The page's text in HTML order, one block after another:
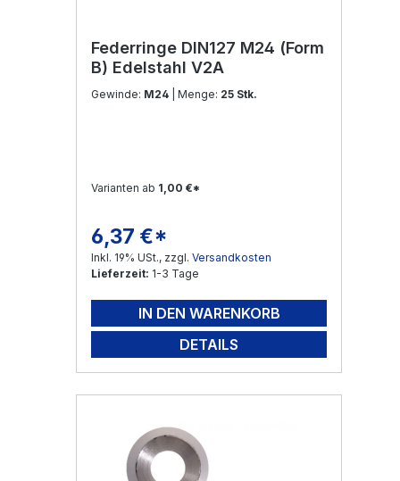
Federringe DIN127 M24 (Form
B) Edelstahl V2A
Gewinde: M24 | Menge: 25 Stk.
Varianten ab 1,00 €*
Regulärer Preis:
6,37 €*
Inkl. 19% USt., zzgl. Versandkosten
Lieferzeit: 1-3 Tage
IN DEN WARENKORB
DETAILS